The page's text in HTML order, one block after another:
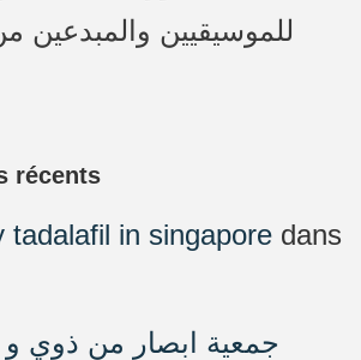
للموسيقيين
récents
tadalafil in singapore dans
جمعية ابصار من ذوي و